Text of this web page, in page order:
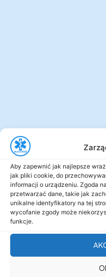
Aby zapewnić jak najlepsze
jak pliki cookie, do
informacji o urządzeniu. Zgoda
przetwarzać dane, takie jak
unikalne identyfikatory na tej
wycofanie zgody może
funkcje.